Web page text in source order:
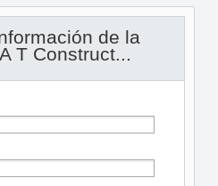
de la
T Construct...